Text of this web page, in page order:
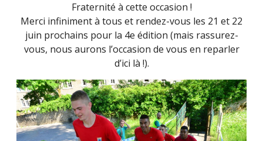
Fraternité à cette occasion !
Merci infiniment à tous et rendez-vous les 21 et 22
juin prochains pour la 4e édition (mais rassurez-
vous, nous aurons l’occasion de vous en reparler
d’ici là !).